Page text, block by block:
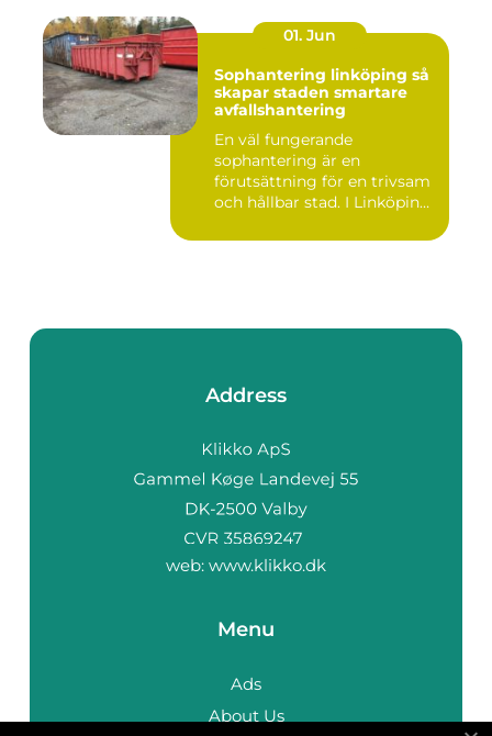
01. Jun
Sophantering linköping så
skapar staden smartare
avfallshantering
En väl fungerande
sophantering är en
förutsättning för en trivsam
och hållbar stad. I Linköping
Address
web: www.klikko.dk
Menu
Ads
About Us